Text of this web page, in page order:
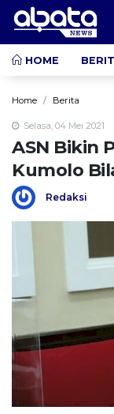
HOME
Home Berita
Selasa, 04 Mei 2021
ASN Bikin
Kumolo
Redaksi